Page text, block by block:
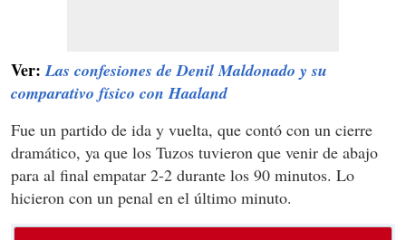
Ver:Las confesiones de Denil Maldonado y su
comparativo físico con Haaland
Fue un partido de ida y vuelta, que contó con un cierre
dramático, ya que los Tuzos tuvieron que venir de abajo
para al final empatar 2-2 durante los 90 minutos. Lo
hicieron con un penal en el último minuto.